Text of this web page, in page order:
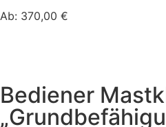
Ab: 370,00 €
Bediener